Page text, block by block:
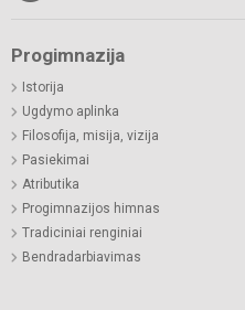
Progimnazija
Istorija
Ugdymo aplinka
Filosofija, misija, vizija
Pasiekimai
Atributika
Progimnazijos himnas
Tradiciniai renginiai
Bendradarbiavimas